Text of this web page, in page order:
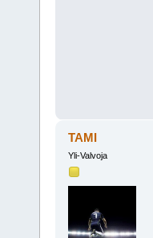
TAMI
Yli-Valvoja